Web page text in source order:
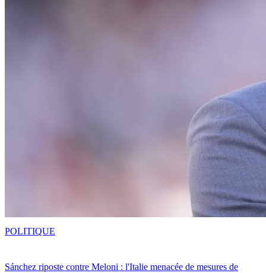
Sánchez riposte contre Meloni : l'Italie menacée de mesures de
POLITIQUE